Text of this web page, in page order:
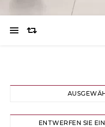
ENTWERFEN SIE